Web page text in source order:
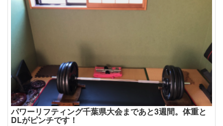
パワーリフティング千葉県大会まであと3週間。体重と
DLがピンチです！